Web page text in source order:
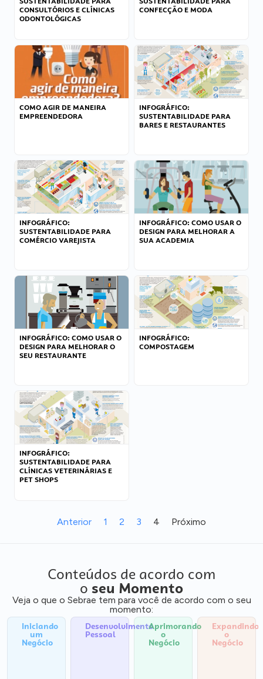
CONSULTÓRIOS E CLÍNICAS
ODONTOLÓGICAS
CONFECÇÃO E MODA
COMO AGIR DE MANEIRA
EMPREENDEDORA
INFOGRÁFICO:
SUSTENTABILIDADE PARA
BARES E RESTAURANTES
INFOGRÁFICO:
SUSTENTABILIDADE PARA
COMÉRCIO VAREJISTA
INFOGRÁFICO: COMO USAR O
DESIGN PARA MELHORAR A
SUA ACADEMIA
INFOGRÁFICO: COMO USAR O
DESIGN PARA MELHORAR O
SEU RESTAURANTE
INFOGRÁFICO:
COMPOSTAGEM
INFOGRÁFICO:
SUSTENTABILIDADE PARA
CLÍNICAS VETERINÁRIAS E
PET SHOPS
Anterior 1 2 3 4 Próximo
Conteúdos de acordo com
o seu Momento
Veja o que o Sebrae tem para você de acordo com o seu
momento:
Iniciando
um
Negócio
Desenvolvimento
Pessoal
Aprimorando
o
Negócio
Expandindo
o
Negócio